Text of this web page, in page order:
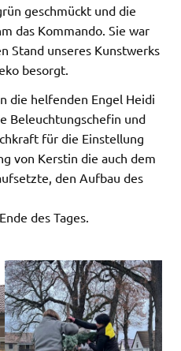
geschmückt und die
das Kommando. Sie war
Stand unseres Kunstwerks
besorgt.
die helfenden Engel Heidi
Beleuchtungschefin und
für die Einstellung
von Kerstin die auch dem
den Aufbau des
des Tages.